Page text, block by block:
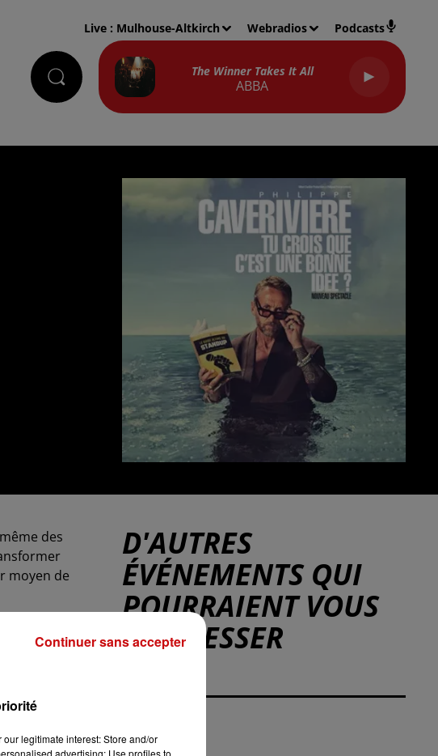
Live : Mulhouse-Altkirch Webradios Podcasts
The Winner Takes It All
ABBA
des
moyen de
D'AUTRES
ÉVÉNEMENTS QUI
POURRAIENT VOUS
INTÉRESSER
legitimate interest: Store and/or
advertising; Use profiles to
Continuer sans accepter